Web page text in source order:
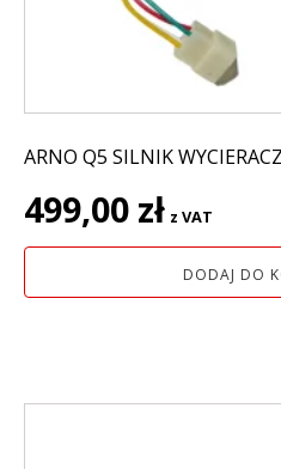
ARNO Q5 SILNIK
499,00 zł z VAT
DODAJ DO